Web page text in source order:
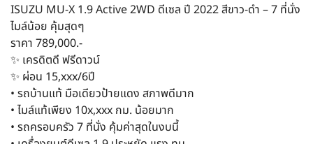
ISUZU MU-X 1.9 Active 2WD ดีเซล ปี 2022 สีขาว-ดำ – 7 ที่นั่ง
ไมล์น้อย คุ้มสุดๆ
ราคา 789,000.-
✨ เครดิตดี ฟรีดาวน์
✨ ผ่อน 15,xxx/6ปี
• รถบ้านแท้ มือเดียวป้ายแดง สภาพดีมาก
• ไมล์แท้เพียง 10x,xxx กม. น้อยมาก
• รถครอบครัว 7 ที่นั่ง คุ้มค่าสุดในงบนี้